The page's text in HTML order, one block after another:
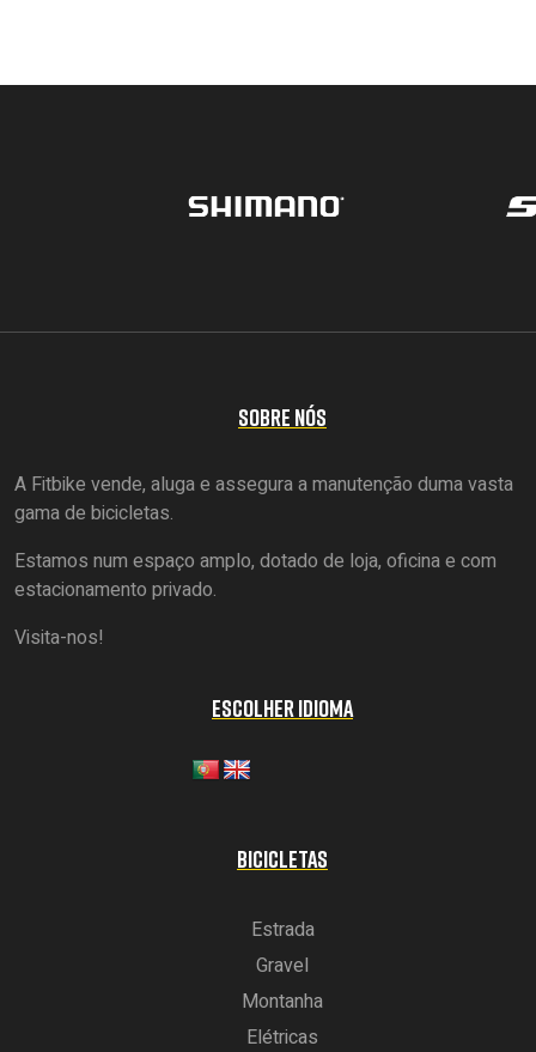
SOBRE NÓS
A Fitbike vende, aluga e assegura a manutenção duma vasta
gama de bicicletas.
Estamos num espaço amplo, dotado de loja, oficina e com
estacionamento privado.
Visita-nos!
ESCOLHER IDIOMA
BICICLETAS
Estrada
Gravel
Montanha
Elétricas